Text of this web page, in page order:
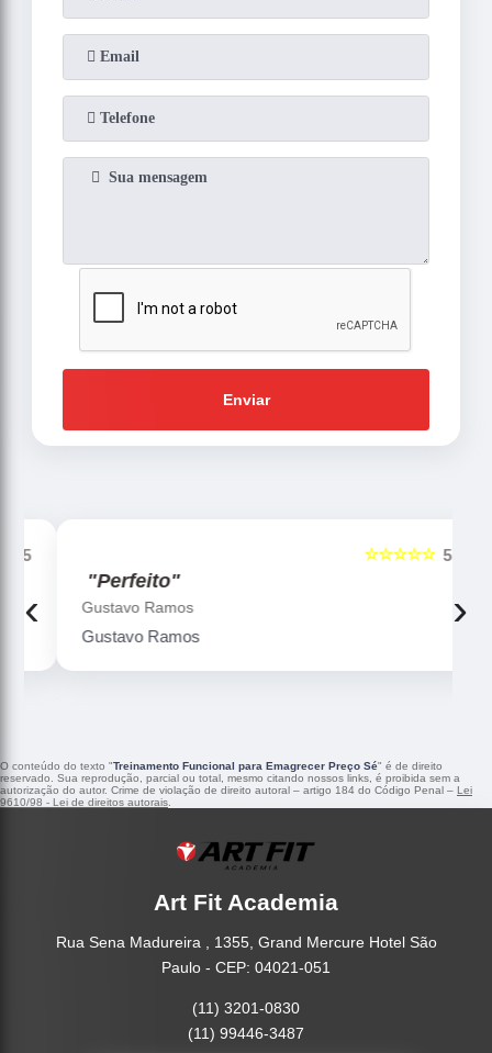
Enviar
5
☆☆☆☆☆
"Perfeito"
Gustavo Ramos
Gustavo Ramos
‹ ›
O conteúdo do texto "Treinamento Funcional para Emagrecer Preço Sé" é de direito
reservado. Sua reprodução, parcial ou total, mesmo citando nossos links, é proibida sem a
autorização do autor. Crime de violação de direito autoral – artigo 184 do Código Penal – Lei
9610/98 - Lei de direitos autorais
Art Fit Academia
Rua Sena Madureira , 1355, Grand Mercure Hotel São
Paulo - CEP: 04021-051
(11) 3201-0830
(11) 99446-3487